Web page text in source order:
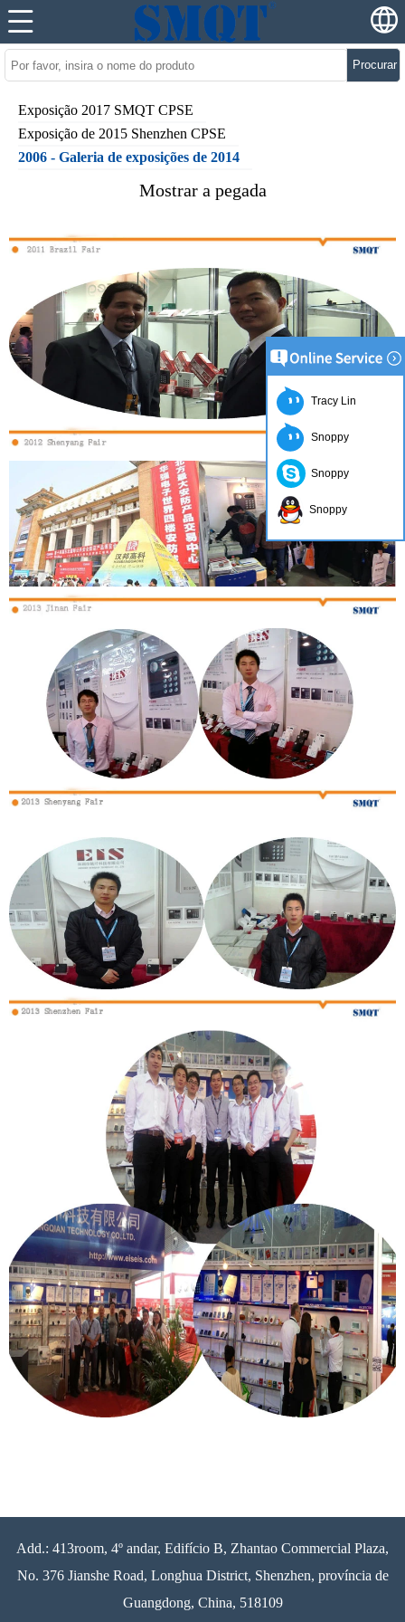
Procurar
Exposição 2017 SMQT CPSE
Exposição de 2015 Shenzhen CPSE
2006 - Galeria de exposições de 2014
Mostrar a pegada
Add.: 413room, 4º andar, Edifício B, Zhantao Commercial Plaza,
No. 376 Jianshe Road, Longhua District, Shenzhen, província de
Guangdong, China, 518109
Tracy Lin
Snoppy
Snoppy
Snoppy